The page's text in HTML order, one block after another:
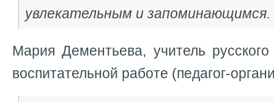
увлекательным и запоминающимся.
Мария Дементьева, учитель
воспитательной работе (педагог-